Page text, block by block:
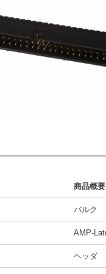
商品概要
バルク
AMP-
ヘッダ